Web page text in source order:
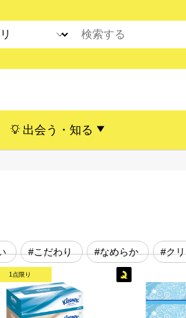
出会う・知る
#こだわり #なめらか #ク
1点限り